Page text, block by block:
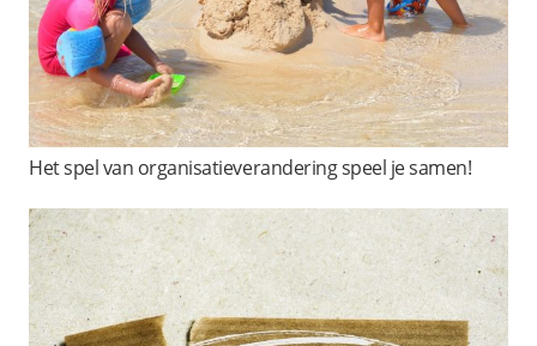
Het spel van organisatieverandering speel je samen!